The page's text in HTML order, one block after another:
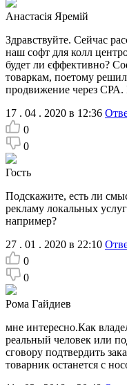
Анастасія Яремій
Здравствуйте. Сейчас
наш софт для колл
будет ли єффективно?
товаркам, поетому
продвижение через СРА.
17 . 04 . 2020 в 12:36
0
0
Гость
Подскажите, есть ли
рекламу локальных
например?
27 . 01 . 2020 в 22:10
0
0
Рома Гайдиев
мне интересно.Как
реальный человек или
сговору подтвердить
товарник останется с